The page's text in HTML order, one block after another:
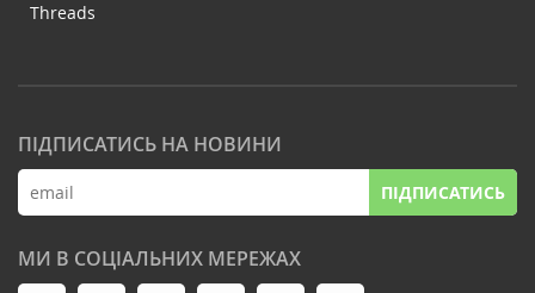
Threads
ПІДПИСАТИСЬ НА НОВИНИ
ПІДПИСАТИСЬ
МИ В СОЦІАЛЬНИХ МЕРЕЖАХ